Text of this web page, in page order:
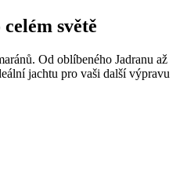
světě
Od oblíbeného Jadranu až
jachtu pro vaši další výpravu